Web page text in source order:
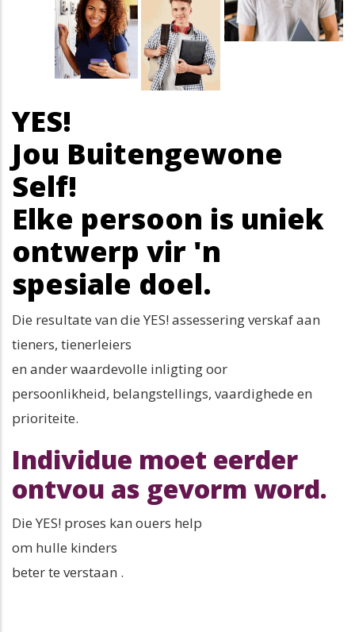
YES!
Jou Buitengewone
Self!
Elke persoon is uniek
ontwerp vir 'n
spesiale doel.
Die resultate van die YES! assessering verskaf aan
tieners, tienerleiers
en ander waardevolle inligting oor
persoonlikheid, belangstellings, vaardighede en
prioriteite.
Individue moet eerder
ontvou as gevorm word.
Die YES! proses kan ouers help
om hulle kinders
beter te verstaan .